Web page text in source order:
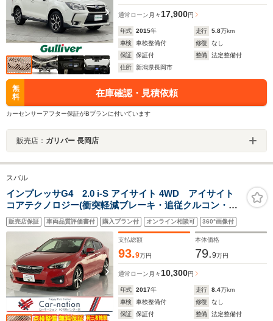
通常ローン 月々 17,900円
年式 2015年 走行 5.8万km
車検
車検整備付 修復
なし
保証
保証付 整備
法定整備付
住所
新潟県長岡市
無
料
在庫確認・見積依頼
カーセンサーアフター保証がBプランに付いています
販売店： ガリバー 長岡店
スバル
インプレッサG4 2.0 i-S アイサイト 4WD アイサイト
コアテクノロジー(衝突軽減ブレーキ・追従クルコン・誤
発進抑制・レーンキープ)/ステア連動LEDヘッドランプ/左
右独立AAC/前席パワーシート/KENWOODナビ/ドラレ
コ/ETC2.0/バックカメラ
販売店保証 車両品質評価書付 購入プラン付 オンライン相談可 360°画像付
支払総額
93.9万円
本体価格
79.9万円
通常ローン 月々10,300円
年式 2017年 走行 8.4万km
車検
車検整備付 修復
なし
保証
保証付 整備 法定整備付